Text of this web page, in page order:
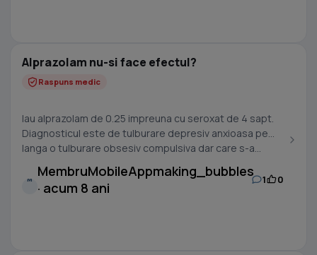
Alprazolam nu-si face efectul?
Raspuns medic
Iau alprazolam de 0.25 impreuna cu seroxat de 4 sapt.
Diagnosticul este de tulburare depresiv anxioasa pe
langa o tulburare obsesiv compulsiva dar care s-a...
M
MembruMobileAppmaking_bubbles
· acum 8 ani
1 0